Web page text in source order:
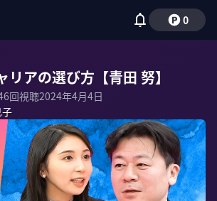
0
アの選び方【青田 努】
回視聴2024年4月4日